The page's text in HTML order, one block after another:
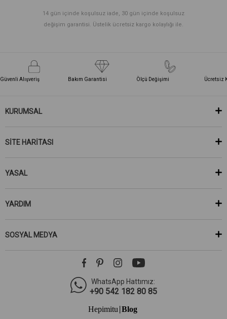
14 gün içinde koşulsuz iade, 30 gün içinde koşulsuz
değişim garantisi. Üstelik ücretsiz kargo kolaylığı ile.
Güvenli Alışveriş Bakım Garantisi Ölçü Değişimi Ücretsiz
KURUMSAL
SİTE HARİTASI
YASAL
YARDIM
SOSYAL MEDYA
WhatsApp Hattımız:
+90 542 182 80 85
Hepimitu| Blog